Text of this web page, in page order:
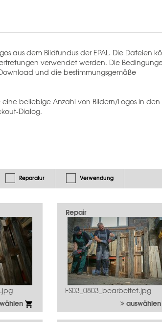
aus dem Bildfundus der EPAL. Die Dateien
verwendet werden. Die
und die bestimmungsgemäße
beliebige Anzahl von Bildern/Logos in den
Dialog.
Reparatur Verwendung
Repair
FS03_0803_bearbeitet.jpg